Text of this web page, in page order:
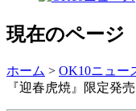
現在のページ
ホーム > OK10ニュー
『迎春虎焼』限定発